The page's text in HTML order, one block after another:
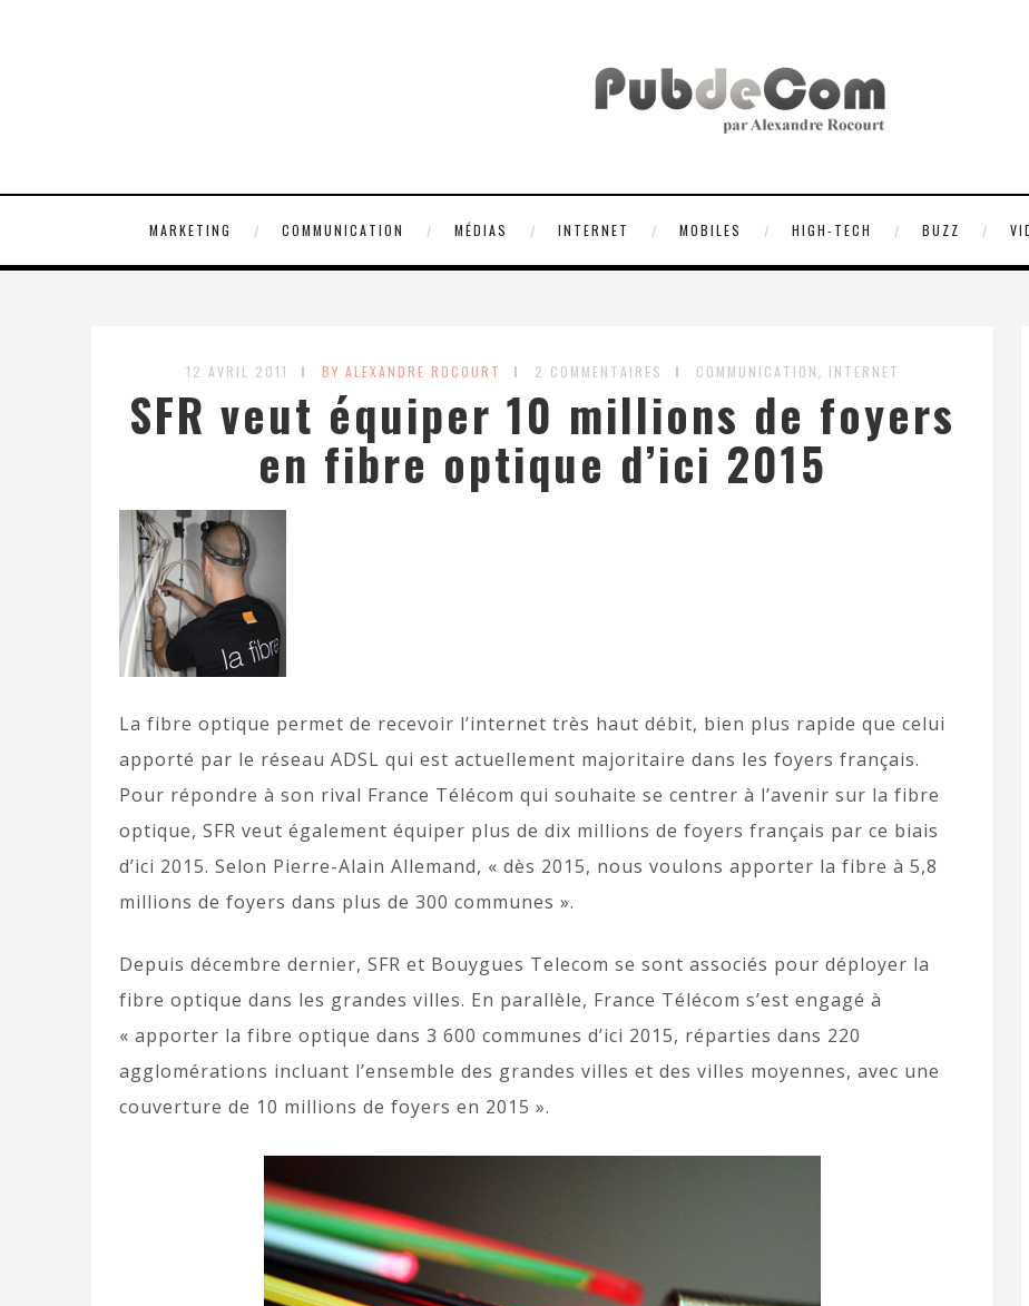
MARKETING COMMUNICATION MÉDIAS INTERNET MOBILES HIGH-TECH BUZZ
12 AVRIL 2011 BY ALEXANDRE ROCOURT 2 COMMENTAIRES COMMUNICATION, INTERNET
SFR veut équiper 10 millions de foyers
en fibre optique d’ici 2015
La fibre optique permet de recevoir l’internet très haut débit, bien plus rapide que celui
apporté par le réseau ADSL qui est actuellement majoritaire dans les foyers français.
Pour répondre à son rival France Télécom qui souhaite se centrer à l’avenir sur la fibre
optique, SFR veut également équiper plus de dix millions de foyers français par ce biais
d’ici 2015. Selon Pierre-Alain Allemand, « dès 2015, nous voulons apporter la fibre à 5,8
millions de foyers dans plus de 300 communes ».
Depuis décembre dernier, SFR et Bouygues Telecom se sont associés pour déployer la
fibre optique dans les grandes villes. En parallèle, France Télécom s’est engagé à
« apporter la fibre optique dans 3 600 communes d’ici 2015, réparties dans 220
agglomérations incluant l’ensemble des grandes villes et des villes moyennes, avec une
couverture de 10 millions de foyers en 2015 ».